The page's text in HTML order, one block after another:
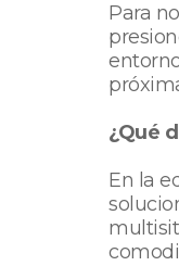
Para
¿Qué
En la